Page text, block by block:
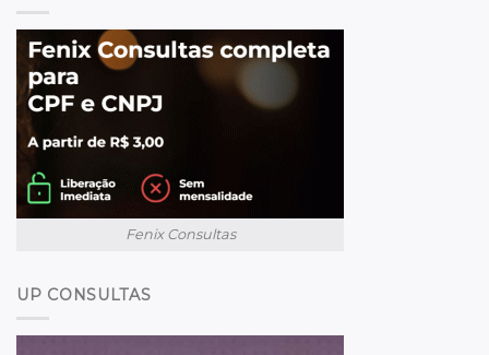
Fenix Consultas
UP CONSULTAS